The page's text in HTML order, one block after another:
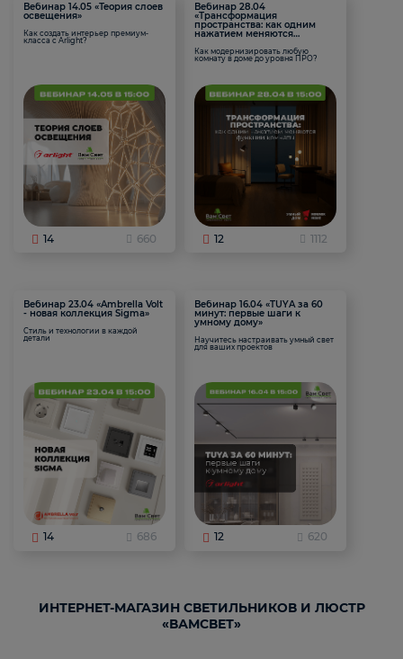
Вебинар 14.05 «Теория слоев
освещения»
Как создать интерьер премиум-
класса с Arlight?
14 660
Вебинар 28.04
«Трансформация
пространства: как одним
нажатием меняются
Как модернизировать любую
комнату в доме до уровня ПРО?
12 1112
Вебинар 23.04 «Ambrella Volt
- новая коллекция Sigma»
Стиль и технологии в каждой
детали
14 686
Вебинар 16.04 «TUYA за 60
минут: первые шаги к
умному дому»
Научитесь настраивать умный свет
для ваших проектов
12 620
ИНТЕРНЕТ-МАГАЗИН СВЕТИЛЬНИКОВ И ЛЮСТР
«ВАМСВЕТ»